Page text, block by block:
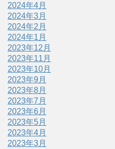
2024年4月
2024年3月
2024年2月
2024年1月
2023年12月
2023年11月
2023年10月
2023年9月
2023年8月
2023年7月
2023年6月
2023年5月
2023年4月
2023年3月